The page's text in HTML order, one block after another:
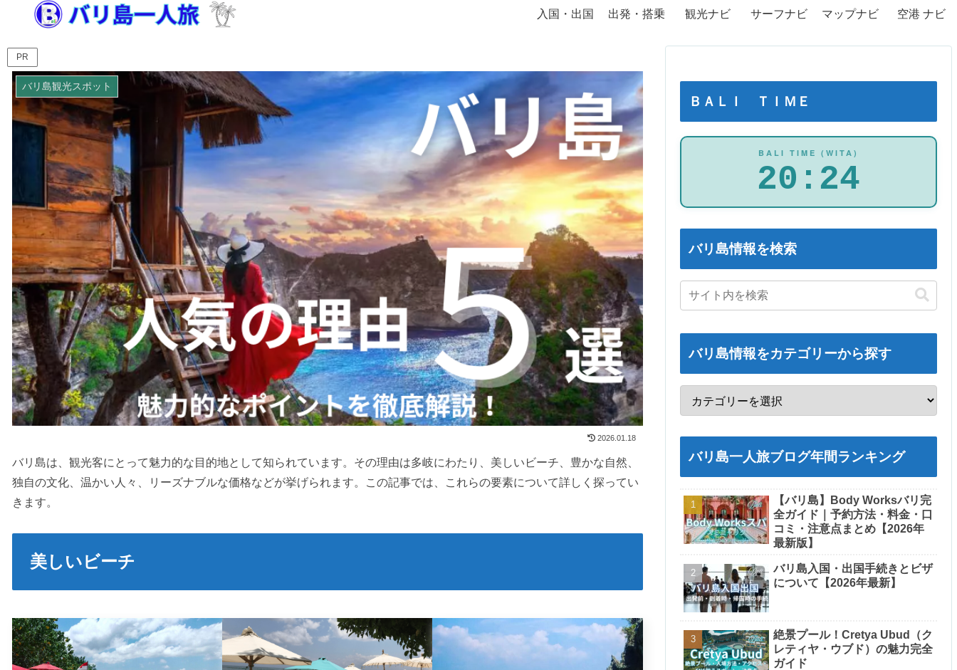
入国・出国 出発・搭乗 観光ナビ サーフナビ マップナビ 空港 ナビ
PR
バリ島観光スポット
2026.01.18
バリ島は、観光客にとって魅力的な目的地として知られています。その理由は多岐にわたり、美しいビーチ、豊かな自然、
独自の文化、温かい人々、リーズナブルな価格などが挙げられます。この記事では、これらの要素について詳しく探ってい
きます。
美しいビーチ
ＢＡＬＩ ＴＩＭＥ
BALI TIME (WITA)
20:24
バリ島情報を検索
バリ島情報をカテゴリーから探す
バリ島一人旅ブログ年間ランキング
【バリ島】Body Worksバリ完
全ガイド｜予約方法・料金・口
コミ・注意点まとめ【2026年
最新版】
バリ島入国・出国手続きとビザ
について【2026年最新】
絶景プール！Cretya Ubud（ク
レティヤ・ウブド）の魅力完全
ガイド